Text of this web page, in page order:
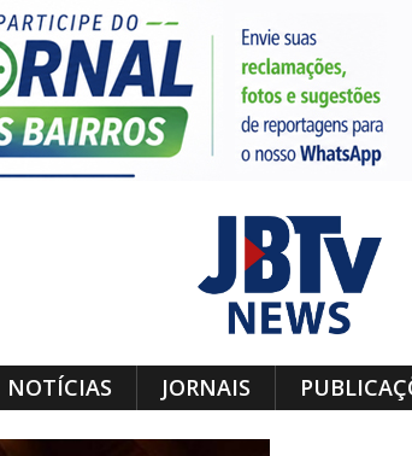
NOTÍCIAS JORNAIS